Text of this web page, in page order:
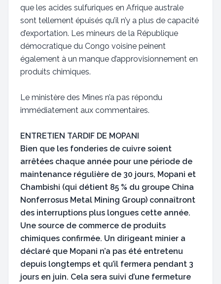
que les acides sulfuriques en Afrique australe
sont tellement épuisés qu’il n’y a plus de capacité
d’exportation. Les mineurs de la République
démocratique du Congo voisine peinent
également à un manque d’approvisionnement en
produits chimiques.
Le ministère des Mines n’a pas répondu
immédiatement aux commentaires.
ENTRETIEN TARDIF DE MOPANI
Bien que les fonderies de cuivre soient
arrêtées chaque année pour une période de
maintenance régulière de 30 jours, Mopani et
Chambishi (qui détient 85 % du groupe China
Nonferrosus Metal Mining Group) connaîtront
des interruptions plus longues cette année.
Une source de commerce de produits
chimiques confirmée. Un dirigeant minier a
déclaré que Mopani n’a pas été entretenu
depuis longtemps et qu’il fermera pendant 3
jours en juin. Cela sera suivi d’une fermeture